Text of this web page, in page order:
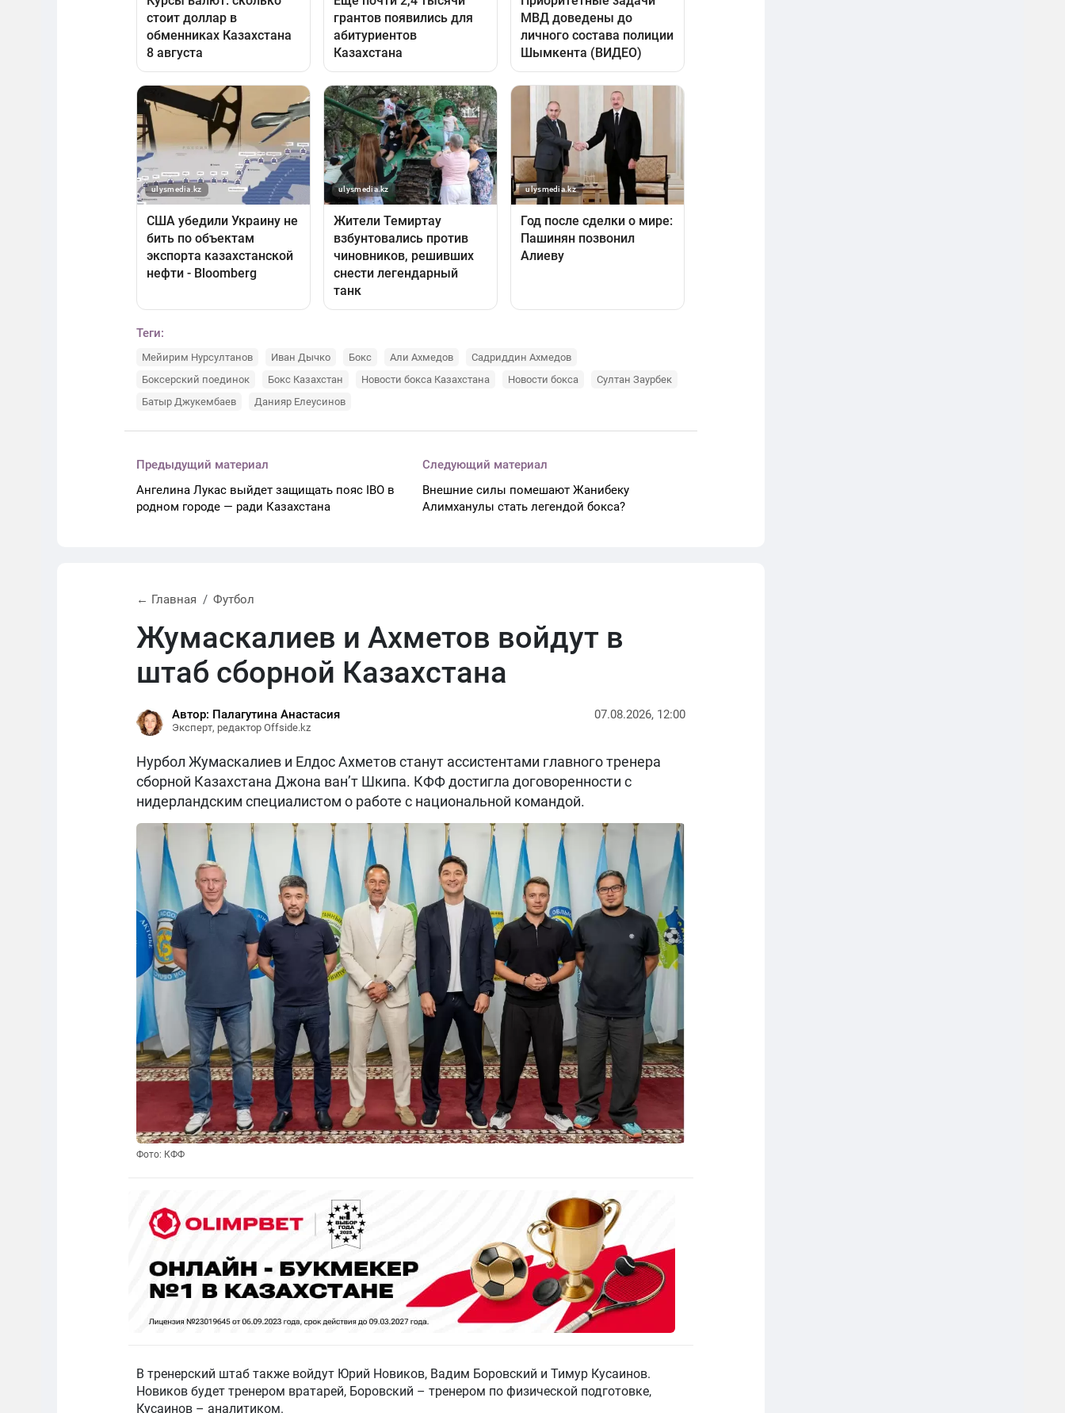
Теги:
Мейирим Нурсултанов Иван Дычко Бокс Али Ахмедов
Садриддин Ахмедов
Боксерский поединок
Бокс Казахстан Новости бокса Казахстана Новости бокса
Султан Заурбек
Батыр Джукембаев
Данияр Елеусинов
Предыдущий материал
Ангелина Лукас выйдет защищать пояс IBO в
родном городе — ради Казахстана
Следующий материал
Внешние силы помешают Жанибеку
Алимханулы стать легендой бокса?
← Главная Футбол
Жумаскалиев и Ахметов войдут в
штаб сборной Казахстана
Автор: Палагутина Анастасия
Эксперт, редактор Offside.kz
07.08.2026, 12:00
Нурбол Жумаскалиев и Елдос Ахметов станут ассистентами главного тренера
сборной Казахстана Джона ван’т Шкипа. КФФ достигла договоренности с
нидерландским специалистом о работе с национальной командой.
Фото: КФФ
В тренерский штаб также войдут Юрий Новиков, Вадим Боровский и Тимур Кусаинов.
Новиков будет тренером вратарей, Боровский – тренером по физической подготовке,
Кусаинов – аналитиком.